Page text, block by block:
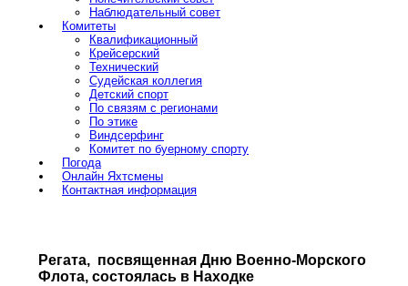
Наблюдательный совет
Комитеты
Квалификационный
Крейсерский
Технический
Судейская коллегия
Детский спорт
По связям с регионами
По этике
Виндсерфинг
Комитет по буерному спорту
Погода
Онлайн Яхтсмены
Контактная информация
Регата, посвященная Дню Военно-Морского
Флота, состоялась в Находке